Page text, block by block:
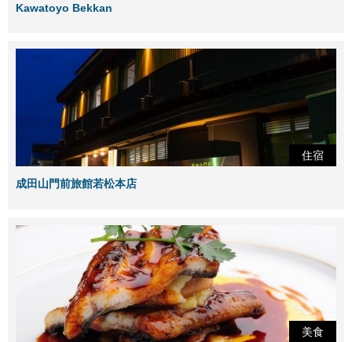
Kawatoyo Bekkan
住宿
成田山門前旅館若松本店
美食